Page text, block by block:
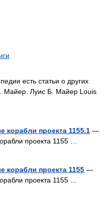
есть статьи о других
Майер. Луис Б. Майер Louis
проекта 1155.1 —
проекта 1155 …
проекта 1155 —
проекта 1155 …